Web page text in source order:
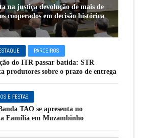
na justiça devolução de mais de
cooperados em decisão histórica
PARCEIROS
do ITR passar batida: STR
produtores sobre o prazo de entrega
E FESTAS
TAO se apresenta no
Família em Muzambinho